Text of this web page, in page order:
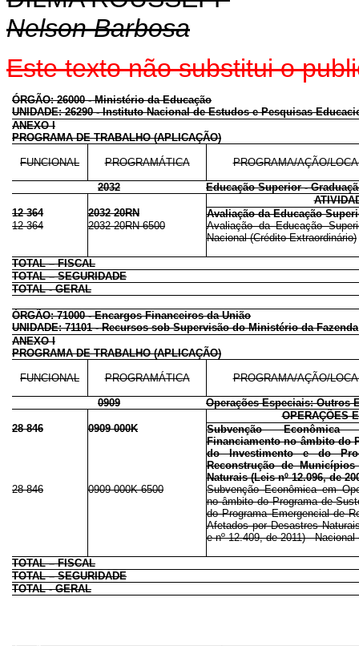
Nelson Barbosa
Este texto não substitui o
ÓRGÃO: 26000 - Ministério da Educação
UNIDADE: 26290 - Instituto Nacional de Estudos e Pesquisas
ANEXO I
PROGRAMA DE TRABALHO (APLICAÇÃO)
FUNCIONAL PROGRAMÁTICA PROGRAMA/AÇÃO/
2032
Educação Superior -
12 364
2032 20RN
Avaliação da Educação
12 364
2032 20RN 6500
Avaliação da Educação
Nacional (Crédito Extraordinário)
TOTAL – FISCAL
TOTAL – SEGURIDADE
TOTAL - GERAL
ÓRGÃO: 71000 - Encargos Financeiros da União
UNIDADE: 71101 - Recursos sob Supervisão do Ministério da Fazenda
ANEXO I
PROGRAMA DE TRABALHO (APLICAÇÃO)
FUNCIONAL PROGRAMÁTICA PROGRAMA/AÇÃO/
0909
Operações Especiais: Outros
OPERAÇÕES
28 846
0909 000K
Subvenção
Financiamento no âmbito do
do Investimento e do
Reconstrução de
Naturais (Leis nº 12.096, de
28 846
0909 000K 6500
Subvenção Econômica em
no âmbito do Programa de
do Programa Emergencial de
Afetados por Desastres
e nº 12.409, de 2011) -
TOTAL – FISCAL
TOTAL – SEGURIDADE
TOTAL - GERAL